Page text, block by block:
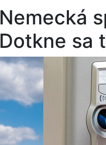
Nemecká
Dotkne sa